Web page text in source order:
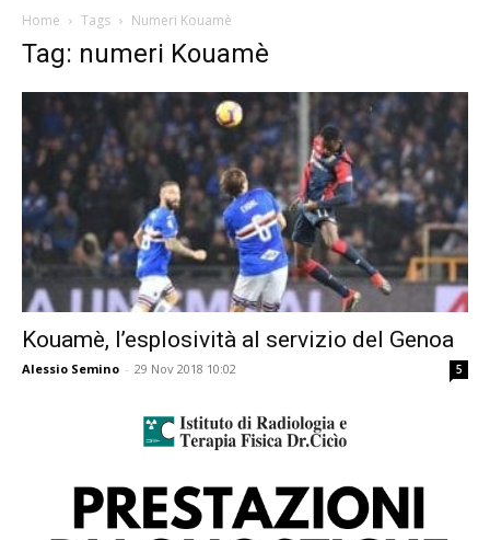
Home Tags Numeri Kouamè
Tag: numeri Kouamè
Kouamè, l’esplosività al servizio del Genoa
Alessio Semino - 29 Nov 2018 10:02 5